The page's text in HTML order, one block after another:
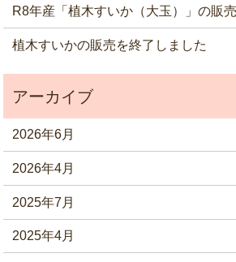
R8年産「植木すいか（大玉）」の販
植木すいかの販売を終了しました
2026年6月
2026年4月
2025年7月
2025年4月